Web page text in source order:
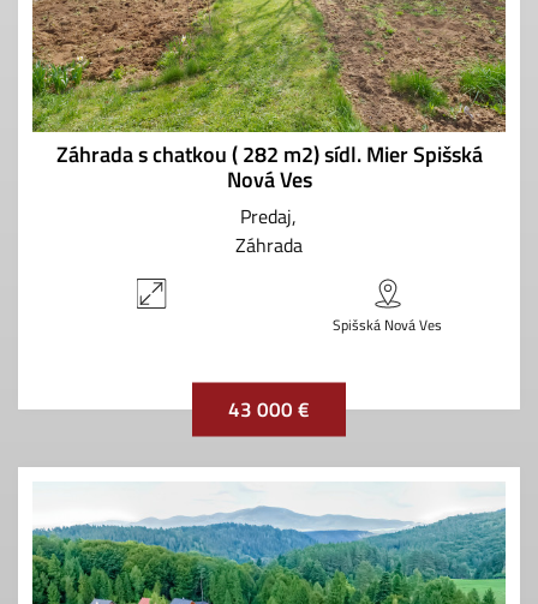
Záhrada s chatkou ( 282 m2) sídl. Mier Spišská
Nová Ves
Predaj
Záhrada
Spišská Nová Ves
43 000 €